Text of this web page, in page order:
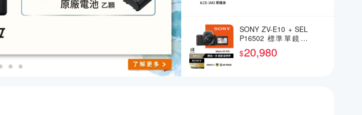
SONY ZV-E10 + SEL
P16502 標準單鏡組
(公司貨)
$20,980